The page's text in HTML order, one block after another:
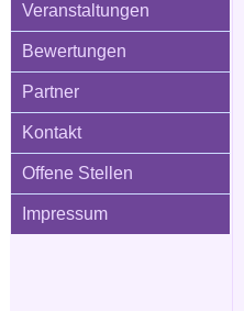
Veranstaltungen
Bewertungen
Partner
Kontakt
Offene Stellen
Impressum